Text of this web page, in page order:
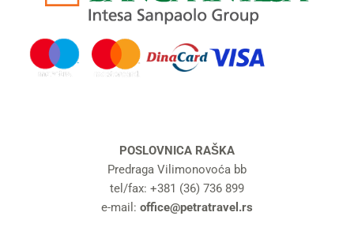
POSLOVNICA RAŠKA
Predraga Vilimonovoća bb
tel/fax: +381 (36) 736 899
e-mail: office@petratravel.rs